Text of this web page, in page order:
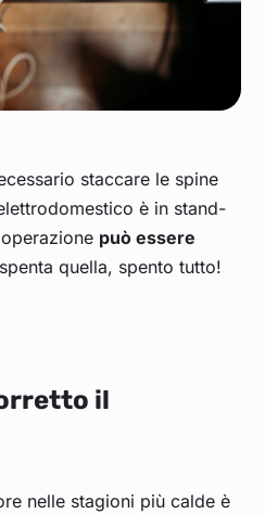
staccare le spine
è in stand-
può essere
quella, spento tutto!
il
nelle stagioni più calde è